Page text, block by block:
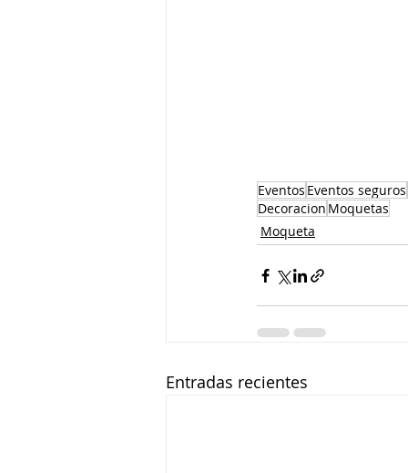
Eventos Eventos seguros
Decoracion Moquetas
Moqueta
Entradas recientes